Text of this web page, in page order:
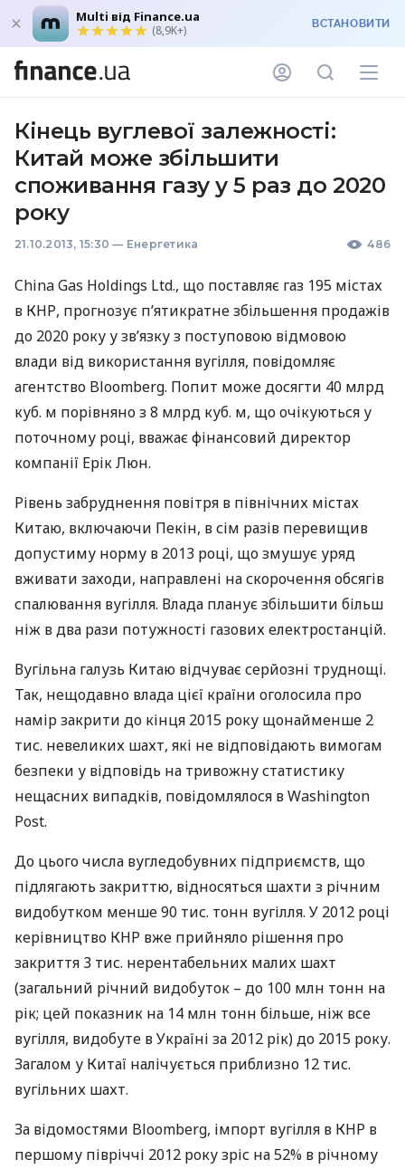
Multi від Finance.ua
(8,9K+) ВСТАНОВИТИ
Кінець вуглевої залежності:
Китай може збільшити
споживання газу у 5 раз до 2020
року
21.10.2013, 15:30 — Енергетика 486
China Gas Holdings Ltd., що поставляє газ 195 містах
в КНР, прогнозує п’ятикратне збільшення продажів
до 2020 року у зв’язку з поступовою відмовою
влади від використання вугілля, повідомляє
агентство Bloomberg. Попит може досягти 40 млрд
куб. м порівняно з 8 млрд куб. м, що очікуються у
поточному році, вважає фінансовий директор
компанії Ерік Люн.
Рівень забруднення повітря в північних містах
Китаю, включаючи Пекін, в сім разів перевищив
допустиму норму в 2013 році, що змушує уряд
вживати заходи, направлені на скорочення обсягів
спалювання вугілля. Влада планує збільшити більш
ніж в два рази потужності газових електростанцій.
Вугільна галузь Китаю відчуває серйозні труднощі.
Так, нещодавно влада цієї країни оголосила про
намір закрити до кінця 2015 року щонайменше 2
тис. невеликих шахт, які не відповідають вимогам
безпеки у відповідь на тривожну статистику
нещасних випадків, повідомлялося в Washington
Post.
До цього числа вугледобувних підприємств, що
підлягають закриттю, відносяться шахти з річним
видобутком менше 90 тис. тонн вугілля. У 2012 році
керівництво КНР вже прийняло рішення про
закриття 3 тис. нерентабельних малих шахт
(загальний річний видобуток – до 100 млн тонн на
рік; цей показник на 14 млн тонн більше, ніж все
вугілля, видобуте в Україні за 2012 рік) до 2015 року.
Загалом у Китаї налічується приблизно 12 тис.
вугільних шахт.
За відомостями Bloomberg, імпорт вугілля в КНР в
першому півріччі 2012 року зріс на 52% в річному